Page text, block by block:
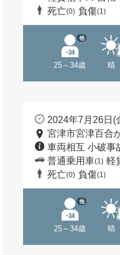
死亡(0) 負傷(1)
25～34歳
他
晴
2024年7月26日(
宮津市宮津百合
車両相互 小破事
普通乗用車(1) 軽
死亡(0) 負傷(1)
25～34歳
他
晴